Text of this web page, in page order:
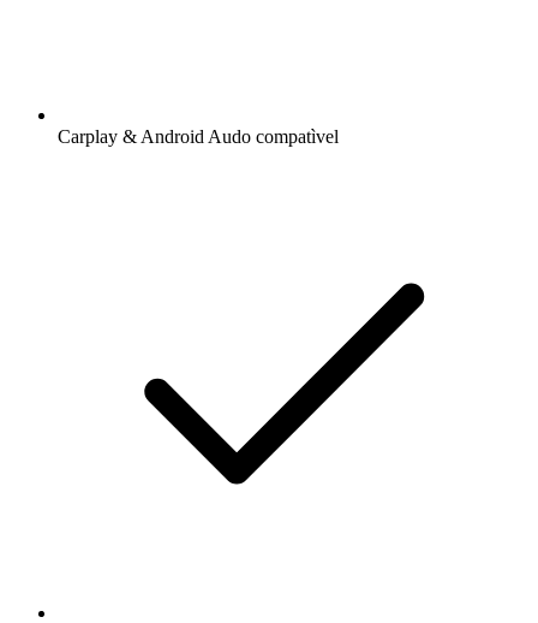
Carplay & Android Audo compatìvel